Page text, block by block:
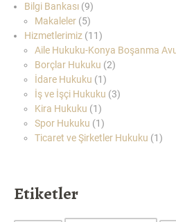
Bilgi Bankası (9)
Makaleler (5)
Hizmetlerimiz (11)
Aile Hukuku-Konya Boşanma
Borçlar Hukuku (2)
İdare Hukuku (1)
İş ve İşçi Hukuku (3)
Kira Hukuku (1)
Spor Hukuku (1)
Ticaret ve Şirketler Hukuku (1)
Etiketler